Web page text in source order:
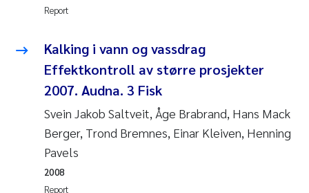
Aina Charlotte Wennberg
Camilla With Fagerli
Ashenafi Seifu Gragne
Asle Økelsrud
Jan-Erik Thrane
Report
Kalking i vann og vassdrag
Effektkontroll av større prosjekter
2007. Audna. 3 Fisk
Svein Jakob Saltveit, Åge Brabrand, Hans Mack
Berger, Trond Bremnes, Einar Kleiven, Henning
Pavels
Report
2008